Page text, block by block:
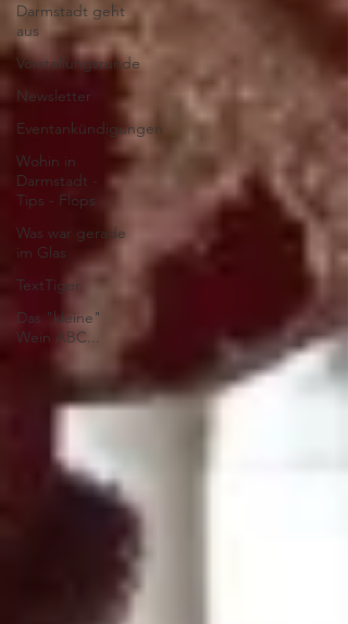
Darmstadt geht
aus
Vorstellungsrunde
Newsletter
Eventankündigungen
Wohin in
Darmstadt -
Tips - Flops
Was war gerade
im Glas
TextTiger
Das "kleine"
Wein ABC...